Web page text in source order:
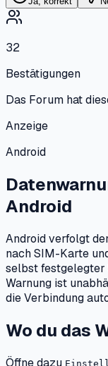
32
Bestätigungen
Das Forum hat
Anzeige
Android
Android
Android verfolgt
nach SIM-Karte
selbst festgelegter
Warnung ist
die Verbindung
Wo du das
Öffne dazu